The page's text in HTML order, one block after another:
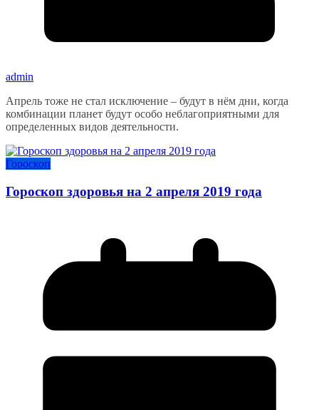
admin
Апрель тоже не стал исключение – будут в нём дни, когда
комбинации планет будут особо неблагоприятными для
определенных видов деятельности.
Гороскоп
Гороскоп здоровья на 2 апреля 2019 года